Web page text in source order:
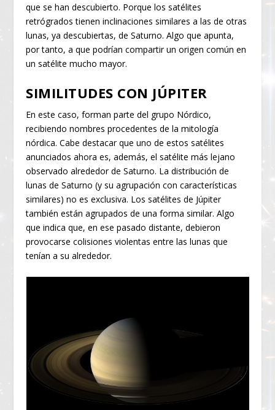
que se han descubierto. Porque los satélites
retrógrados tienen inclinaciones similares a las de otras
lunas, ya descubiertas, de Saturno. Algo que apunta,
por tanto, a que podrían compartir un origen común en
un satélite mucho mayor.
SIMILITUDES CON JÚPITER
En este caso, forman parte del grupo Nórdico,
recibiendo nombres procedentes de la mitología
nórdica. Cabe destacar que uno de estos satélites
anunciados ahora es, además, el satélite más lejano
observado alrededor de Saturno. La distribución de
lunas de Saturno (y su agrupación con características
similares) no es exclusiva. Los satélites de Júpiter
también están agrupados de una forma similar. Algo
que indica que, en ese pasado distante, debieron
provocarse colisiones violentas entre las lunas que
tenían a su alrededor.